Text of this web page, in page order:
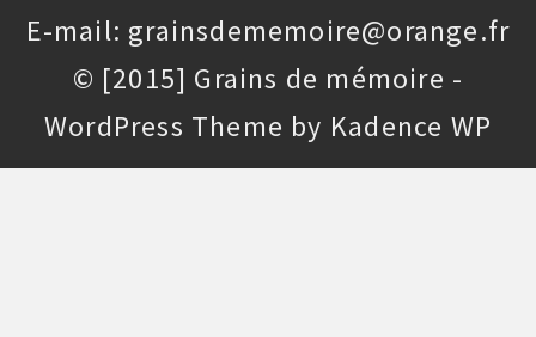
E-mail: grainsdememoire@orange.fr
© [2015] Grains de mémoire -
WordPress Theme by Kadence WP